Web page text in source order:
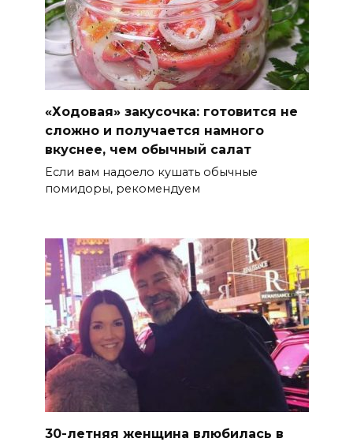
«Ходовая» закусочка: готовится не
сложно и получается намного
вкуснее, чем обычный салат
Если вам надоело кушать обычные
помидоры, рекомендуем
30-летняя женщина влюбилась в